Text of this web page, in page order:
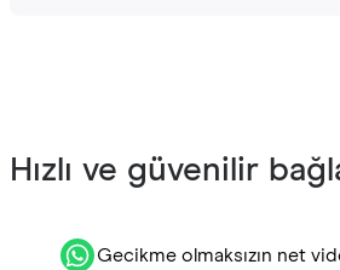
Hızlı ve güvenilir
Gecikme olmaksızın net